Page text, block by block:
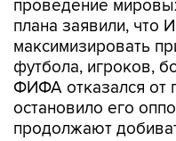
проведение
плана заявили, что
максимизировать
футбола, игроков,
ФИФА отказался от
остановило его
продолжают